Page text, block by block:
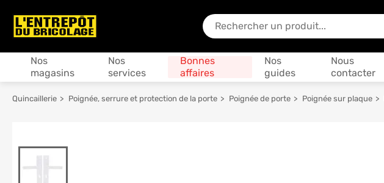
En quoi puis-je vous aider ?
Nos
magasins
Nos
services
Bonnes
affaires
Nos
guides
Nous
contacter
Quincaillerie Poignée, serrure et protection de la porte Poignée de porte Poignée sur plaque